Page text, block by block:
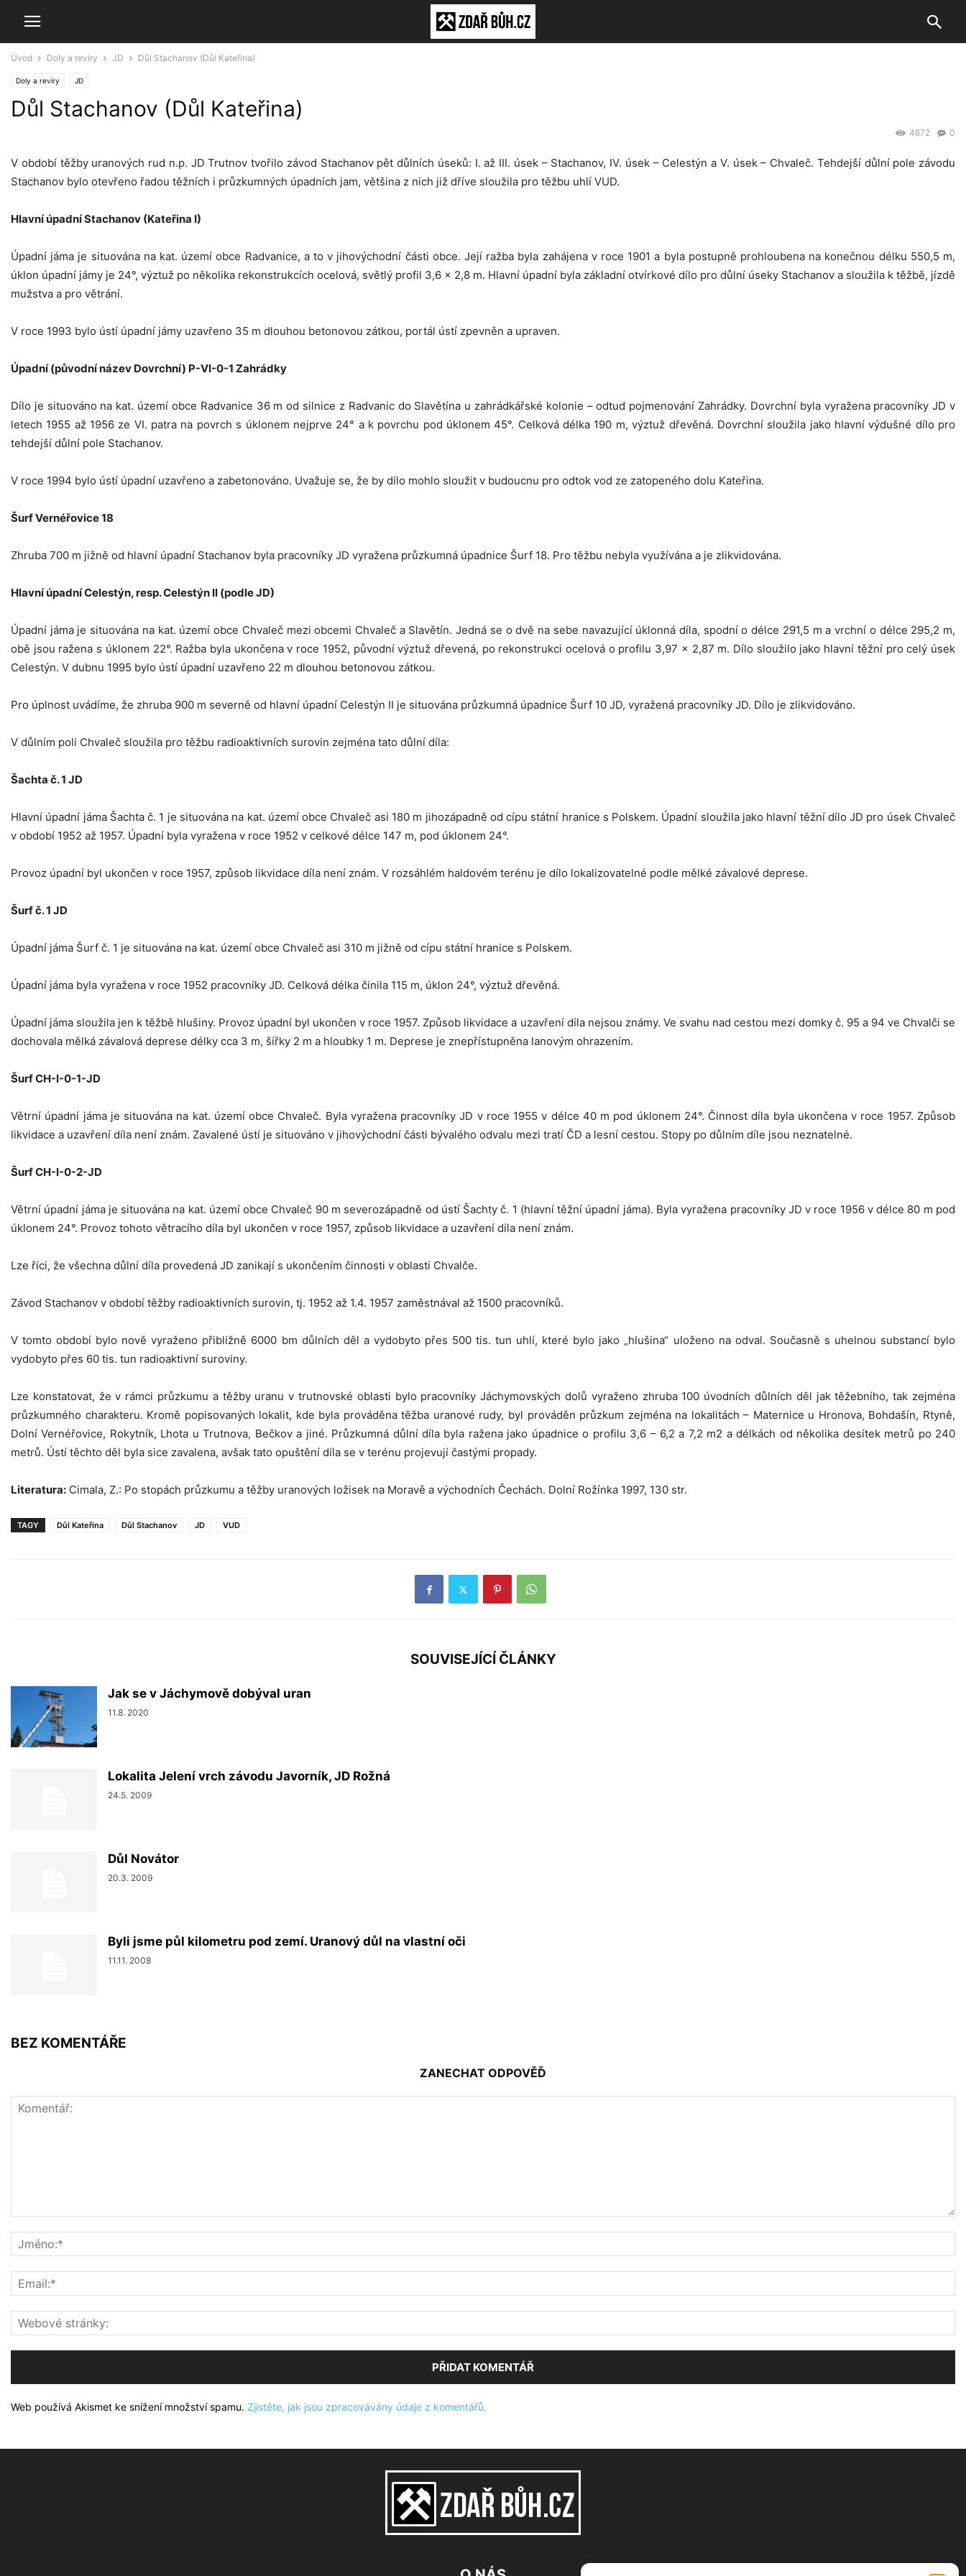
Úvod Doly a revíry JD Důl Stachanov (Důl Kateřina)
Doly a revíry JD
Důl Stachanov (Důl Kateřina)
0
4672
V období těžby uranových rud n.p. JD Trutnov tvořilo závod Stachanov pět důlních úseků: I. až III. úsek – Stachanov, IV. úsek – Celestýn a V. úsek – Chvaleč. Tehdejší důlní pole závodu
Stachanov bylo otevřeno řadou těžních i průzkumných úpadních jam, většina z nich již dříve sloužila pro těžbu uhlí VUD.
Hlavní úpadní Stachanov (Kateřina I)
Úpadní jáma je situována na kat. území obce Radvanice, a to v jihovýchodní části obce. Její ražba byla zahájena v roce 1901 a byla postupně prohloubena na konečnou délku 550,5 m,
úklon úpadní jámy je 24°, výztuž po několika rekonstrukcích ocelová, světlý profil 3,6 x 2,8 m. Hlavní úpadní byla základní otvírkové dílo pro důlní úseky Stachanov a sloužila k těžbě, jízdě
mužstva a pro větrání.
V roce 1993 bylo ústí úpadní jámy uzavřeno 35 m dlouhou betonovou zátkou, portál ústí zpevněn a upraven.
Úpadní (původní název Dovrchní) P-VI-0-1 Zahrádky
Dílo je situováno na kat. území obce Radvanice 36 m od silnice z Radvanic do Slavětína u zahrádkářské kolonie – odtud pojmenování Zahrádky. Dovrchní byla vyražena pracovníky JD v
letech 1955 až 1956 ze VI. patra na povrch s úklonem nejprve 24° a k povrchu pod úklonem 45°. Celková délka 190 m, výztuž dřevěná. Dovrchní sloužila jako hlavní výdušné dílo pro
tehdejší důlní pole Stachanov.
V roce 1994 bylo ústí úpadní uzavřeno a zabetonováno. Uvažuje se, že by dílo mohlo sloužit v budoucnu pro odtok vod ze zatopeného dolu Kateřina.
Šurf Vernéřovice 18
Zhruba 700 m jižně od hlavní úpadní Stachanov byla pracovníky JD vyražena průzkumná úpadnice Šurf 18. Pro těžbu nebyla využívána a je zlikvidována.
Hlavní úpadní Celestýn, resp. Celestýn II (podle JD)
Úpadní jáma je situována na kat. území obce Chvaleč mezi obcemi Chvaleč a Slavětín. Jedná se o dvě na sebe navazující úklonná díla, spodní o délce 291,5 m a vrchní o délce 295,2 m,
obě jsou ražena s úklonem 22°. Ražba byla ukončena v roce 1952, původní výztuž dřevená, po rekonstrukci ocelová o profilu 3,97 x 2,87 m. Dílo sloužilo jako hlavní těžní pro celý úsek
Celestýn. V dubnu 1995 bylo ústí úpadní uzavřeno 22 m dlouhou betonovou zátkou.
Pro úplnost uvádíme, že zhruba 900 m severně od hlavní úpadní Celestýn II je situována průzkumná úpadnice Šurf 10 JD, vyražená pracovníky JD. Dílo je zlikvidováno.
V důlním poli Chvaleč sloužila pro těžbu radioaktivních surovin zejména tato důlní díla:
Šachta č. 1 JD
Hlavní úpadní jáma Šachta č. 1 je situována na kat. území obce Chvaleč asi 180 m jihozápadně od cípu státní hranice s Polskem. Úpadní sloužila jako hlavní těžní dílo JD pro úsek Chvaleč
v období 1952 až 1957. Úpadní byla vyražena v roce 1952 v celkové délce 147 m, pod úklonem 24°.
Provoz úpadní byl ukončen v roce 1957, způsob likvidace díla není znám. V rozsáhlém haldovém terénu je dílo lokalizovatelné podle mělké závalové deprese.
Šurf č. 1 JD
Úpadní jáma Šurf č. 1 je situována na kat. území obce Chvaleč asi 310 m jižně od cípu státní hranice s Polskem.
Úpadní jáma byla vyražena v roce 1952 pracovníky JD. Celková délka činila 115 m, úklon 24°, výztuž dřevěná.
Úpadní jáma sloužila jen k těžbě hlušiny. Provoz úpadní byl ukončen v roce 1957. Způsob likvidace a uzavření díla nejsou známy. Ve svahu nad cestou mezi domky č. 95 a 94 ve Chvalči se
dochovala mělká závalová deprese délky cca 3 m, šířky 2 m a hloubky 1 m. Deprese je znepřístupněna lanovým ohrazením.
Šurf CH-I-0-1-JD
Větrní úpadní jáma je situována na kat. území obce Chvaleč. Byla vyražena pracovníky JD v roce 1955 v délce 40 m pod úklonem 24°. Činnost díla byla ukončena v roce 1957. Způsob
likvidace a uzavření díla není znám. Zavalené ústí je situováno v jihovýchodní části bývalého odvalu mezi tratí ČD a lesní cestou. Stopy po důlním díle jsou neznatelné.
Šurf CH-I-0-2-JD
Větrní úpadní jáma je situována na kat. území obce Chvaleč 90 m severozápadně od ústí Šachty č. 1 (hlavní těžní úpadní jáma). Byla vyražena pracovníky JD v roce 1956 v délce 80 m pod
úklonem 24°. Provoz tohoto větracího díla byl ukončen v roce 1957, způsob likvidace a uzavření díla není znám.
Lze říci, že všechna důlní díla provedená JD zanikají s ukončením činnosti v oblasti Chvalče.
Závod Stachanov v období těžby radioaktivních surovin, tj. 1952 až 1.4. 1957 zaměstnával až 1500 pracovníků.
V tomto období bylo nově vyraženo přibližně 6000 bm důlních děl a vydobyto přes 500 tis. tun uhlí, které bylo jako „hlušina“ uloženo na odval. Současně s uhelnou substancí bylo
vydobyto přes 60 tis. tun radioaktivní suroviny.
Lze konstatovat, že v rámci průzkumu a těžby uranu v trutnovské oblasti bylo pracovníky Jáchymovských dolů vyraženo zhruba 100 úvodních důlních děl jak těžebního, tak zejména
průzkumného charakteru. Kromě popisovaných lokalit, kde byla prováděna těžba uranové rudy, byl prováděn průzkum zejména na lokalitách – Maternice u Hronova, Bohdašín, Rtyně,
Dolní Vernéřovice, Rokytník, Lhota u Trutnova, Bečkov a jiné. Průzkumná důlní díla byla ražena jako úpadnice o profilu 3,6 – 6,2 a 7,2 m2 a délkách od několika desítek metrů po 240
metrů. Ústí těchto děl byla sice zavalena, avšak tato opuštění díla se v terénu projevují častými propady.
Literatura: Cimala, Z.: Po stopách průzkumu a těžby uranových ložisek na Moravě a východních Čechách. Dolní Rožínka 1997, 130 str.
TAGY Důl Kateřina Důl Stachanov JD VUD
SOUVISEJÍCÍ ČLÁNKY
Jak se v Jáchymově dobýval uran
11.8. 2020
Lokalita Jelení vrch závodu Javorník, JD Rožná
24.5. 2009
Důl Novátor
20.3. 2009
Byli jsme půl kilometru pod zemí. Uranový důl na vlastní oči
11.11. 2008
BEZ KOMENTÁŘE
ZANECHAT ODPOVĚĎ
Web používá Akismet ke snížení množství spamu. Zjistěte, jak jsou zpracovávány údaje z komentářů.